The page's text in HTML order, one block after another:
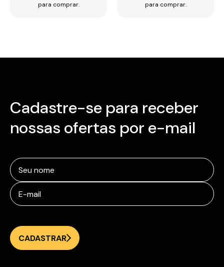
para comprar.
para comprar.
Cadastre-se para receber
nossas ofertas por e-mail
CADASTRAR